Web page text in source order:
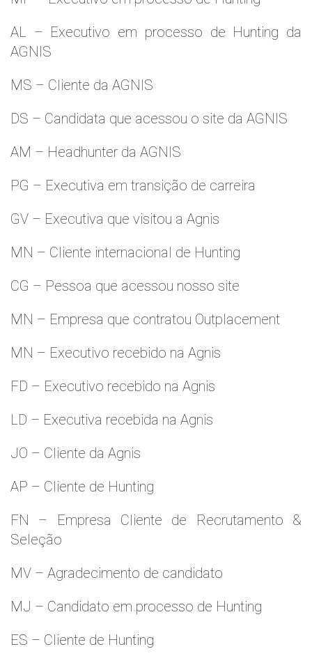
AL – Executivo em processo de Hunting da
AGNIS
MS – Cliente da AGNIS
DS – Candidata que acessou o site da AGNIS
AM – Headhunter da AGNIS
PG – Executiva em transição de carreira
GV – Executiva que visitou a Agnis
MN – Cliente internacional de Hunting
CG – Pessoa que acessou nosso site
MN – Empresa que contratou Outplacement
MN – Executivo recebido na Agnis
FD – Executivo recebido na Agnis
LD – Executiva recebida na Agnis
JO – Cliente da Agnis
AP – Cliente de Hunting
FN – Empresa Cliente de Recrutamento &
Seleção
MV – Agradecimento de candidato
MJ – Candidato em processo de Hunting
ES – Cliente de Hunting